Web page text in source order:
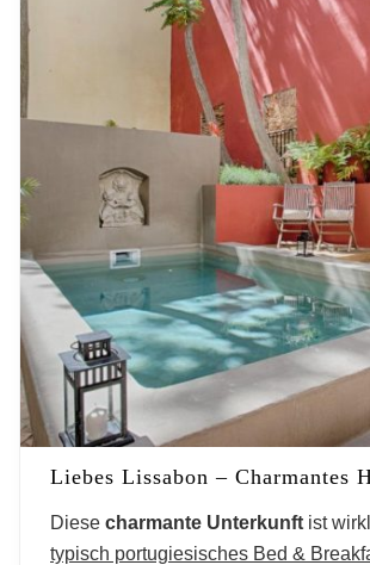
Liebes Lissabon – Charmantes
Diese charmante Unterkunft ist
typisch portugiesisches Bed &